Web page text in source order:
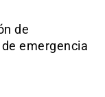
de
emergencia